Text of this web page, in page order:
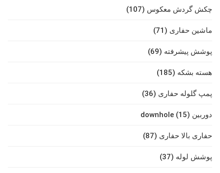
چکش گردش معکوس (107)
ماشین حفاری (71)
پوشش پیشرفته (69)
هسته بشکه (185)
پمپ گلوله حفاری (36)
دوربین downhole (15)
حفاری بالا حفاری (87)
پوشش لوله (37)